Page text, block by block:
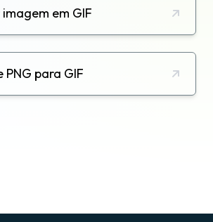
em GIF
PNG para GIF